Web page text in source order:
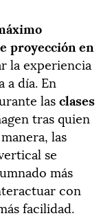
proyección en
la experiencia
a día. En
lasclases
tras quien
las
se
más
con
facilidad.